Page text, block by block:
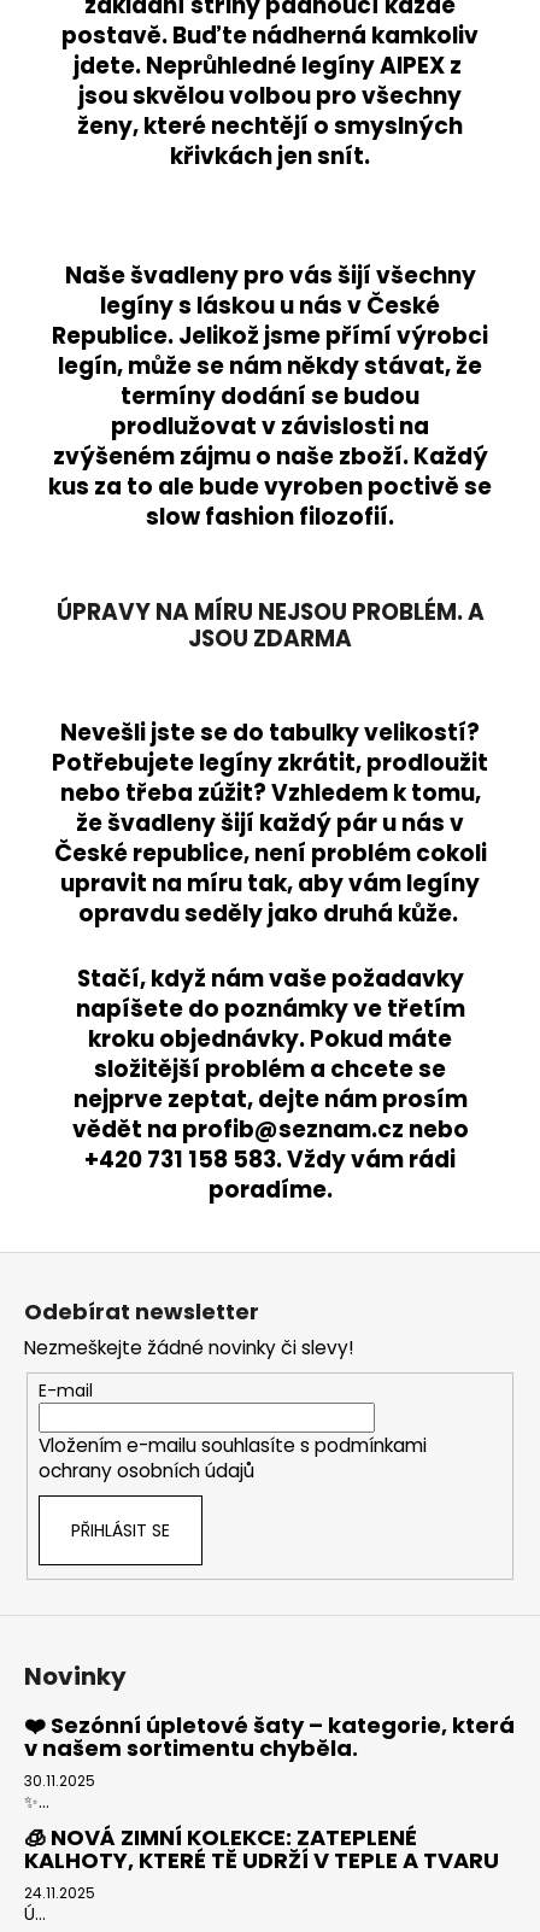
postavě. Buďte nádherná kamkoliv
jdete. Neprůhledné legíny AIPEX z
jsou skvělou volbou pro všechny
ženy, které nechtějí o smyslných
křivkách jen snít.
Naše švadleny pro vás šijí všechny
legíny s láskou u nás v České
Republice. Jelikož jsme přímí výrobci
legín, může se nám někdy stávat, že
termíny dodání se budou
prodlužovat v závislosti na
zvýšeném zájmu o naše zboží. Každý
kus za to ale bude vyroben poctivě se
slow fashion filozofií.
ÚPRAVY NA MÍRU NEJSOU PROBLÉM. A
JSOU ZDARMA
Nevešli jste se do tabulky velikostí?
Potřebujete legíny zkrátit, prodloužit
nebo třeba zúžit? Vzhledem k tomu,
že švadleny šijí každý pár u nás v
České republice, není problém cokoli
upravit na míru tak, aby vám legíny
opravdu seděly jako druhá kůže.
Stačí, když nám vaše požadavky
napíšete do poznámky ve třetím
kroku objednávky. Pokud máte
složitější problém a chcete se
nejprve zeptat, dejte nám prosím
vědět na profib@seznam.cz nebo
+420 731 158 583. Vždy vám rádi
poradíme.
Odebírat newsletter
Nezmeškejte žádné novinky či slevy!
E-mail
Vložením e-mailu souhlasíte s podmínkami
ochrany osobních údajů
PŘIHLÁSIT SE
Novinky
❤️ Sezónní úpletové šaty – kategorie, která
v našem sortimentu chyběla.
30.11.2025
✨...
🧊 NOVÁ ZIMNÍ KOLEKCE: ZATEPLENÉ
KALHOTY, KTERÉ TĚ UDRŽÍ V TEPLE A TVARU
24.11.2025
Ú...